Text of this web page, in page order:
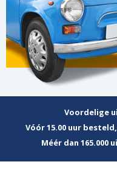
Voordelige
Vóór 15.00 uur
Méér dan